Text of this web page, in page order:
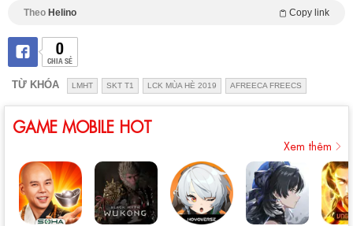
Theo Helino Copy link
0
CHIA SẺ
TỪ KHÓA LMHT SKT T1 LCK MÙA HÈ 2019 AFREECA FREECS
GAME MOBILE HOT
Xem thêm